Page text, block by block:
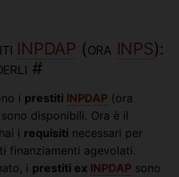
INPDAP (ora INPS):
#
i prestiti INPDAP (ora
disponibili. Ora è il
i requisiti necessari per
finanziamenti agevolati.
i prestiti ex INPDAP sono